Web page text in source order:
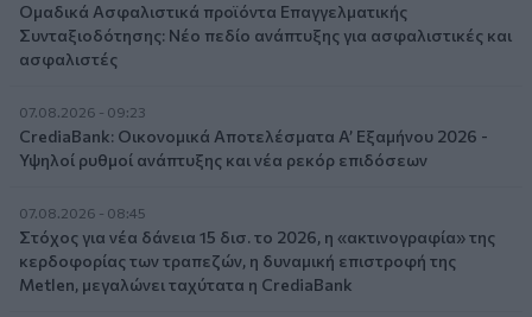
Ομαδικά Ασφαλιστικά προϊόντα Επαγγελματικής
Συνταξιοδότησης: Νέο πεδίο ανάπτυξης για ασφαλιστικές και
ασφαλιστές
07.08.2026 - 09:23
CrediaBank: Οικονομικά Αποτελέσματα A’ Εξαμήνου 2026 -
Υψηλοί ρυθμοί ανάπτυξης και νέα ρεκόρ επιδόσεων
07.08.2026 - 08:45
Στόχος για νέα δάνεια 15 δισ. το 2026, η «ακτινογραφία» της
κερδοφορίας των τραπεζών, η δυναμική επιστροφή της
Metlen, μεγαλώνει ταχύτατα η CrediaBank